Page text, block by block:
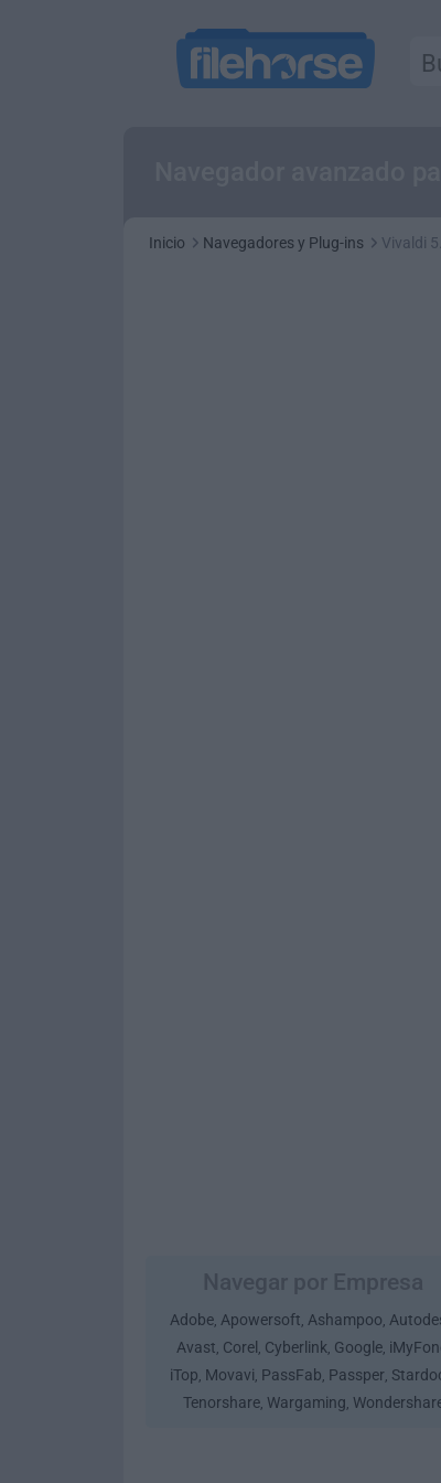
Inicio Navegadores y Plug-ins Vivaldi
Adobe, Apowersoft, Ashampoo,
Avast, Corel , Cyberlink, Google,
iTop, Movavi, PassFab, Passper,
Tenorshare, Wargaming,